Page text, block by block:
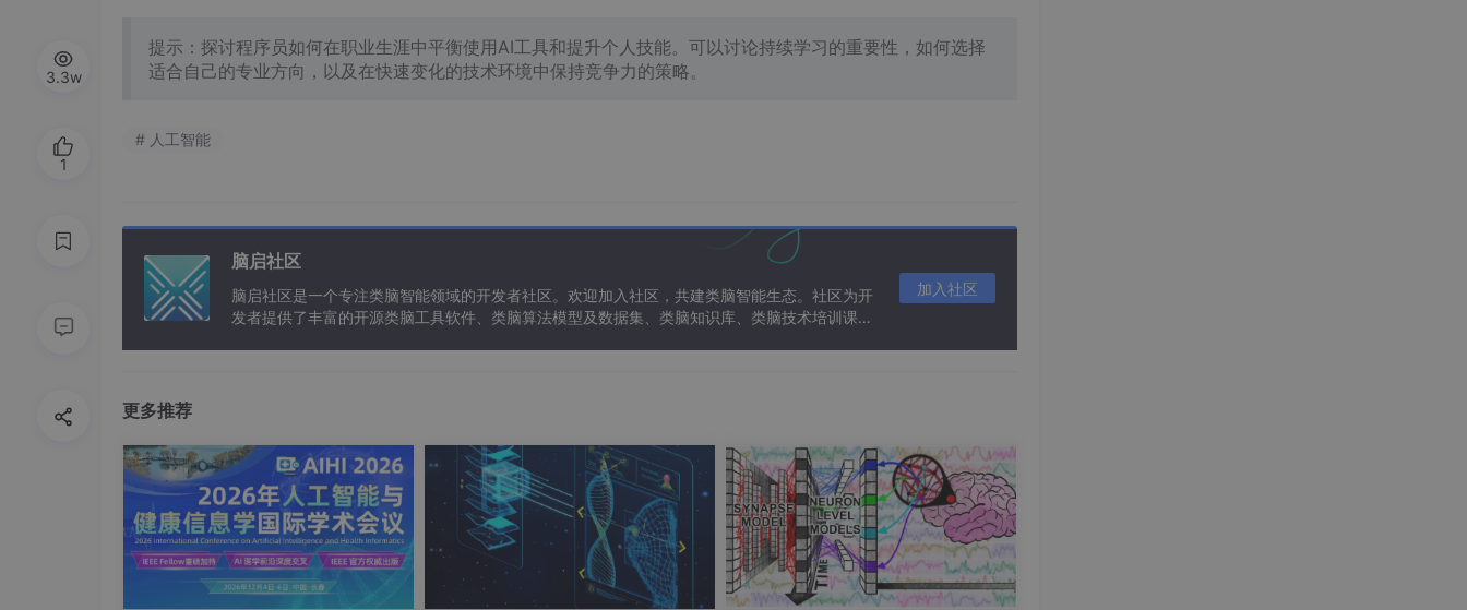
提示：探讨程序员如何在职业生涯中平衡使用AI工具和提升个人技能。可以讨论持续学习的重要性，如何选择
适合自己的专业方向，以及在快速变化的技术环境中保持竞争力的策略。
# 人工智能
脑启社区
脑启社区是一个专注类脑智能领域的开发者社区。欢迎加入社区，共建类脑智能生态。社区为开
发者提供了丰富的开源类脑工具软件、类脑算法模型及数据集、类脑知识库、类脑技术培训课程
加入社区
更多推荐
3.3w
1